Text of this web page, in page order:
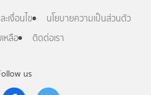
us
เงื่อนไข
นโยบายความเป็นส่วนตัว
หลือ
ติดต่อเรา